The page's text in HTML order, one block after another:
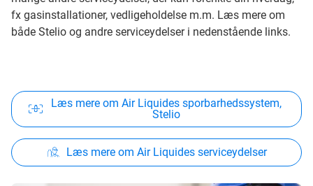
fx gasinstallationer, vedligeholdelse m.m. Læs mere om
både Stelio og andre serviceydelser i nedenstående links.
Læs mere om Air Liquides sporbarhedssystem,
Stelio
Læs mere om Air Liquides serviceydelser